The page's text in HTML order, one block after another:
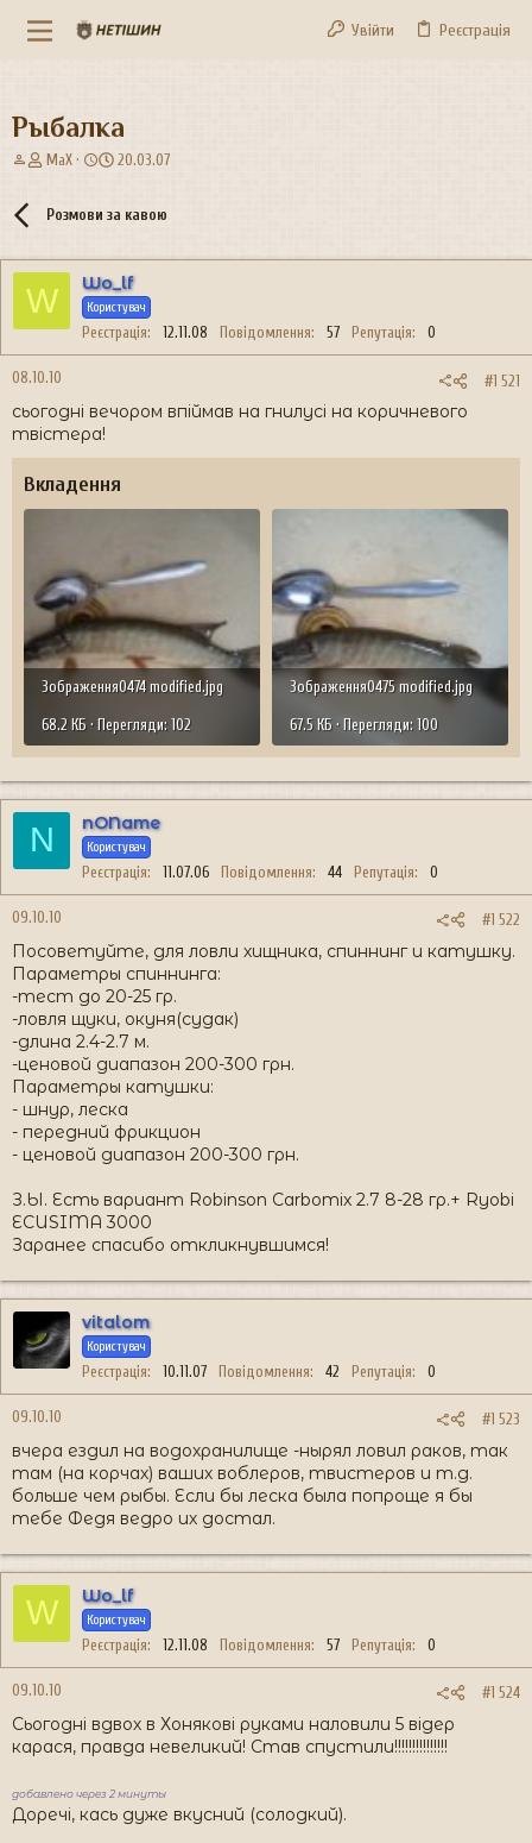
Увійти Реєстрація
Рыбалка
А
о
т
м
и
MaX
Д
а
т
в
о
р
е
я
20.03.07
Розмови за кавою
W Wo_lf
Користувач
Реєстрація 12.11.08 Повідомлення 57 Репутація 0
08.10.10 #1 521
сьогодні вечором впіймав на гнилусі на коричневого
твістера!
Вкладення
Зображення0474 modified.jpg
68.2 КБ · Перегляди: 102
Зображення0475 modified.jpg
67.5 КБ · Перегляди: 100
N nOName
Користувач
Реєстрація 11.07.06 Повідомлення 44 Репутація 0
09.10.10 #1 522
Посоветуйте, для ловли хищника, спиннинг и катушку.
Параметры спиннинга:
-тест до 20-25 гр.
-ловля щуки, окуня(судак)
-длина 2.4-2.7 м.
-ценовой диапазон 200-300 грн.
Параметры катушки:
- шнур, леска
- передний фрикцион
- ценовой диапазон 200-300 грн.
З.Ы. Есть вариант Robinson Carbomix 2.7 8-28 гр.+ Ryobi
ECUSIMA 3000
Заранее спасибо откликнувшимся!
vitalom
Користувач
Реєстрація 10.11.07 Повідомлення 42 Репутація 0
09.10.10 #1 523
вчера ездил на водохранилище -нырял ловил раков, так
там (на корчах) ваших воблеров, твистеров и т.д.
больше чем рыбы. Если бы леска была попроще я бы
тебе Федя ведро их достал.
W Wo_lf
Користувач
Реєстрація 12.11.08 Повідомлення 57 Репутація 0
09.10.10 #1 524
Сьогодні вдвох в Хонякові руками наловили 5 відер
карася, правда невеликий! Став спустили!!!!!!!!!!!!!!!
добавлено через 2 минуты
Доречі, кась дуже вкусний (солодкий).